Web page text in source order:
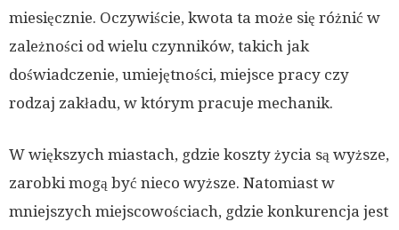
miesięcznie. Oczywiście, kwota ta może się różnić w
zależności od wielu czynników, takich jak
doświadczenie, umiejętności, miejsce pracy czy
rodzaj zakładu, w którym pracuje mechanik.
W większych miastach, gdzie koszty życia są wyższe,
zarobki mogą być nieco wyższe. Natomiast w
mniejszych miejscowościach, gdzie konkurencja jest